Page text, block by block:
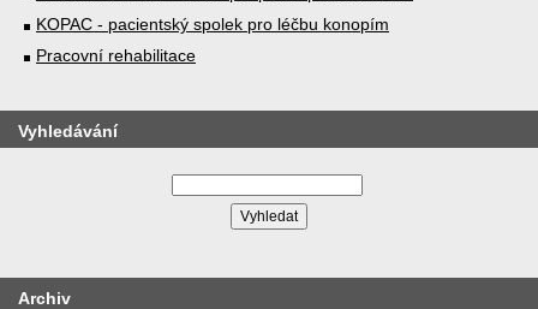
KOPAC - pacientský spolek pro léčbu konopím
Pracovní rehabilitace
Vyhledávání
Archiv